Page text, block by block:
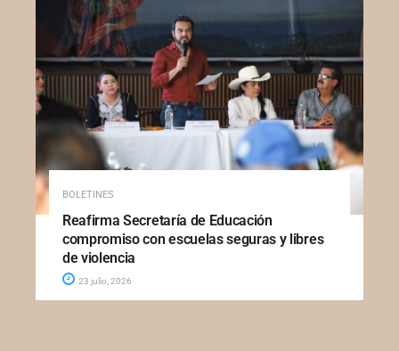
BOLETINES
Reafirma Secretaría de Educación
compromiso con escuelas seguras y libres
de violencia
23 julio, 2026